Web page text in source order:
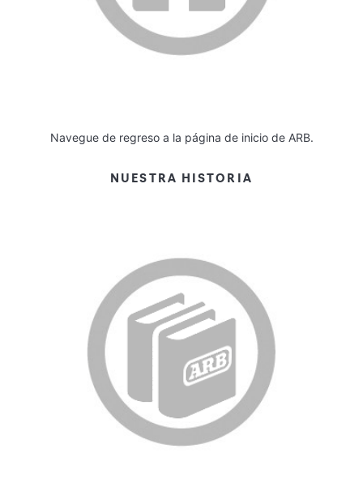
Navegue de regreso a la página de inicio de ARB.
NUESTRA HISTORIA